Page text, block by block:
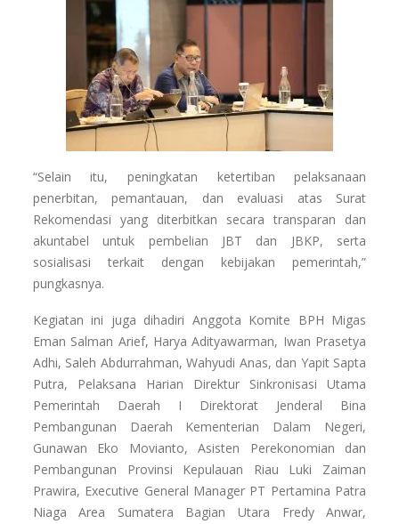
“Selain itu, peningkatan ketertiban pelaksanaan
penerbitan, pemantauan, dan evaluasi atas Surat
Rekomendasi yang diterbitkan secara transparan dan
akuntabel untuk pembelian JBT dan JBKP, serta
sosialisasi terkait dengan kebijakan pemerintah,”
pungkasnya.
Kegiatan ini juga dihadiri Anggota Komite BPH Migas
Eman Salman Arief, Harya Adityawarman, Iwan Prasetya
Adhi, Saleh Abdurrahman, Wahyudi Anas, dan Yapit Sapta
Putra, Pelaksana Harian Direktur Sinkronisasi Utama
Pemerintah Daerah I Direktorat Jenderal Bina
Pembangunan Daerah Kementerian Dalam Negeri,
Gunawan Eko Movianto, Asisten Perekonomian dan
Pembangunan Provinsi Kepulauan Riau Luki Zaiman
Prawira, Executive General Manager PT Pertamina Patra
Niaga Area Sumatera Bagian Utara Fredy Anwar,